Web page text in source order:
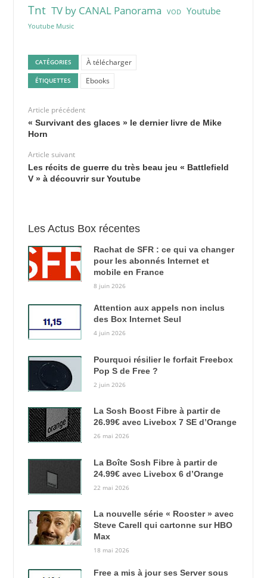
Tnt TV by CANAL Panorama VOD Youtube
Youtube Music
CATÉGORIES À télécharger
ÉTIQUETTES Ebooks
Article précédent
« Survivant des glaces » le dernier livre de Mike
Horn
Article suivant
Les récits de guerre du très beau jeu « Battlefield
V » à découvrir sur Youtube
Les Actus Box récentes
Rachat de SFR : ce qui va changer
pour les abonnés Internet et
mobile en France
8 juin 2026
Attention aux appels non inclus
des Box Internet Seul
4 juin 2026
Pourquoi résilier le forfait Freebox
Pop S de Free ?
2 juin 2026
La Sosh Boost Fibre à partir de
26.99€ avec Livebox 7 SE d’Orange
26 mai 2026
La Boîte Sosh Fibre à partir de
24.99€ avec Livebox 6 d’Orange
22 mai 2026
La nouvelle série « Rooster » avec
Steve Carell qui cartonne sur HBO
Max
18 mai 2026
Free a mis à jour ses Server sous